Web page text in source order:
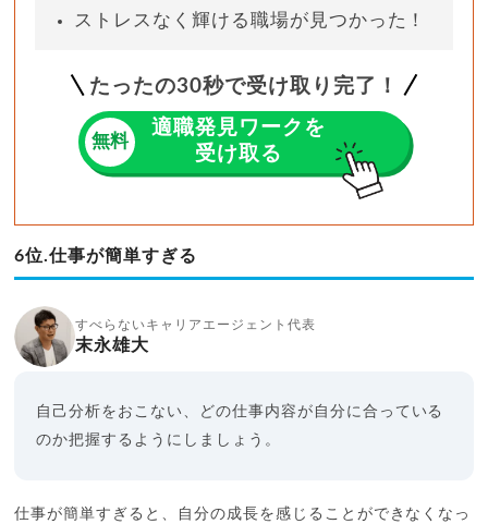
ストレスなく輝ける職場が見つかった！
たったの30秒で受け取り完了！
無料
適職発見ワークを
受け取る
6位.仕事が簡単すぎる
すべらないキャリアエージェント代表
末永雄大
自己分析をおこない、どの仕事内容が自分に合っている
のか把握するようにしましょう。
仕事が簡単すぎると、自分の成長を感じることができなくなっ